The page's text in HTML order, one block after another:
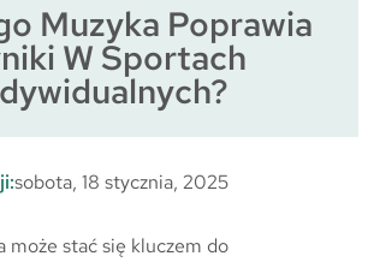
Muzyka Poprawia
W Sportach
sobota, 18 stycznia, 2025
może stać się kluczem do